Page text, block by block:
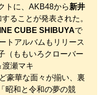
ー、すごい！なんか出てる
にガル民騒然→トピ乱立に
険は必要？｜ガル民の本
木坂46運営会社の株式を
リバー】【窪田康志】
木坂46運営会社の株式を
・リバー】【窪田康志】
トに、AKB48から新井
ることが発表された。
CUBE SHIBUYAで
トアルバムもリリース
（ももいろクローバー
瀬マキ
豪華な面々が揃い、裏
昭和と令和の夢の競